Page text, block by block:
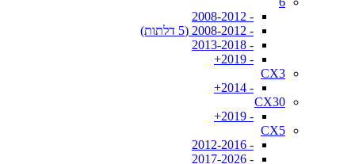
- 2008-2012
- 2008-2012 (5 דלתות)
- 2013-2018
- 2019+
CX3
- 2014+
CX30
- 2019+
CX5
- 2012-2016
- 2017-2026